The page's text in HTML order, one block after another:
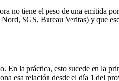
no tiene el peso de una emitida
SGS, Bureau Veritas) y que
En la práctica, esto sucede en la
esa relación desde el día 1 del